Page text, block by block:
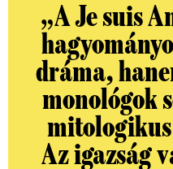
„A Je suis
dráma,
monológok
Az igazság